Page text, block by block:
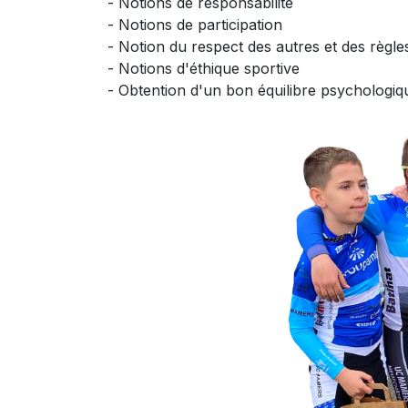
- Notions de participation
- Notion du respect des autres et des
- Notions d'éthique sportive
- Obtention d'un bon équilibre